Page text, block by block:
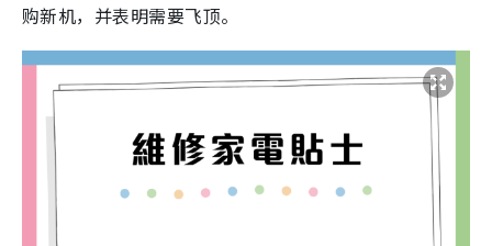
购新机，并表明需要飞顶。